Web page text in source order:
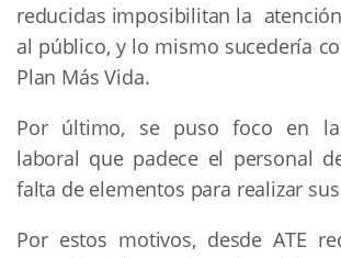
reducidas imposibilitan la
al público, y lo mismo sucedería
Plan Más Vida.
Por último, se puso foco en la
laboral que padece el personal
falta de elementos para realizar
Por estos motivos, desde ATE